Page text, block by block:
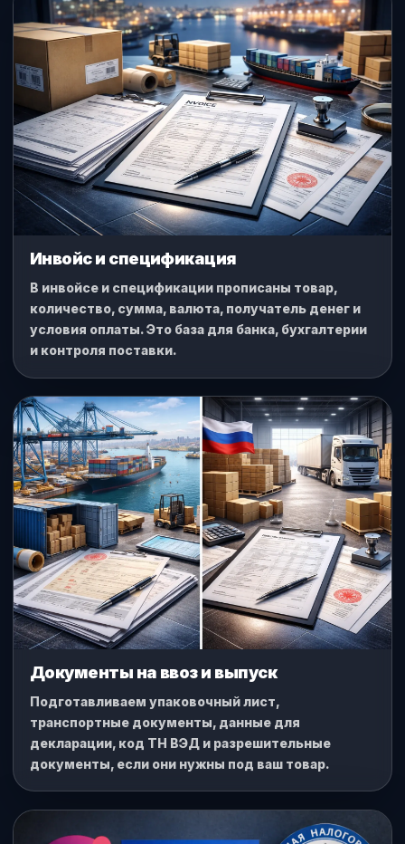
Инвойс и спецификация
В инвойсе и спецификации прописаны товар,
количество, сумма, валюта, получатель денег и
условия оплаты. Это база для банка, бухгалтерии
и контроля поставки.
Документы на ввоз и выпуск
Подготавливаем упаковочный лист,
транспортные документы, данные для
декларации, код ТН ВЭД и разрешительные
документы, если они нужны под ваш товар.